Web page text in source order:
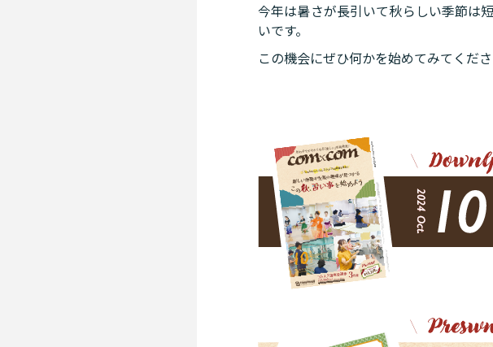
今年は暑さが長引いて秋らしい季節は
いです。
この機会にぜひ何かを始めてみてくださ